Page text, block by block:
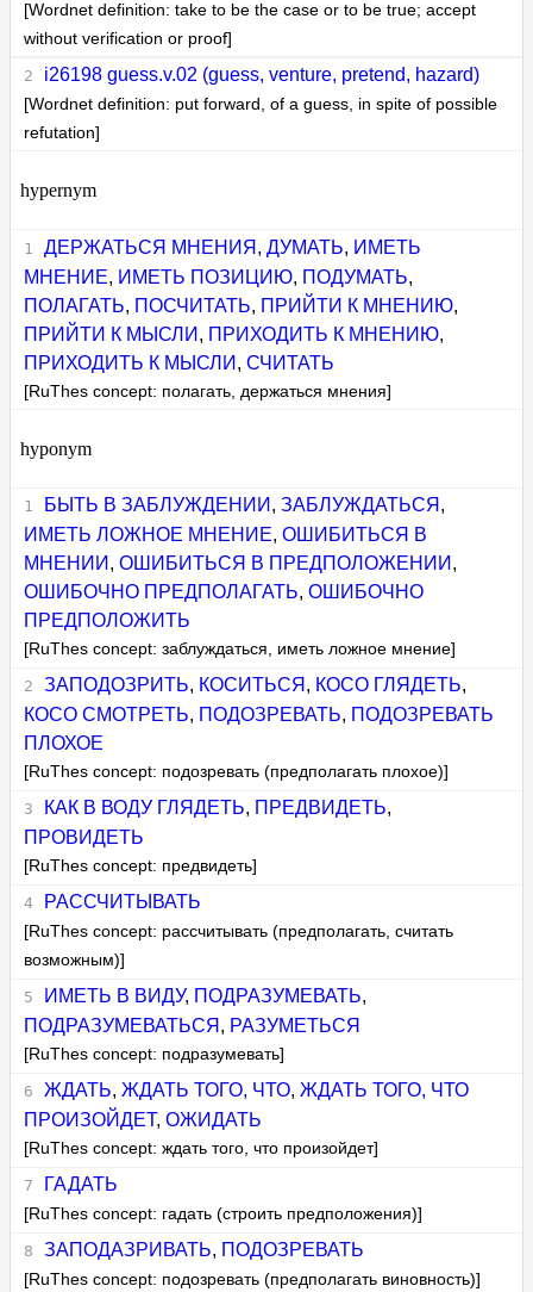
[Wordnet definition: take to be the case or to be true; accept
without verification or proof]
i26198 guess.v.02 (guess, venture, pretend, hazard)
[Wordnet definition: put forward, of a guess, in spite of possible
refutation]
hypernym
ДЕРЖАТЬСЯ МНЕНИЯ , ДУМАТЬ, ИМЕТЬ
МНЕНИЕ, ИМЕТЬ ПОЗИЦИЮ, ПОДУМАТЬ,
ПОЛАГАТЬ, ПОСЧИТАТЬ, ПРИЙТИ К МНЕНИЮ,
ПРИЙТИ К МЫСЛИ , ПРИХОДИТЬ К МНЕНИЮ,
ПРИХОДИТЬ К МЫСЛИ ,СЧИТАТЬ
[RuThes concept: полагать, держаться мнения]
hyponym
БЫТЬ В ЗАБЛУЖДЕНИИ , ЗАБЛУЖДАТЬСЯ ,
ИМЕТЬ ЛОЖНОЕ МНЕНИЕ,ОШИБИТЬСЯ В
МНЕНИИ ,ОШИБИТЬСЯ В ПРЕДПОЛОЖЕНИИ ,
ОШИБОЧНО ПРЕДПОЛАГАТЬ,ОШИБОЧНО
ПРЕДПОЛОЖИТЬ
[RuThes concept: заблуждаться, иметь ложное мнение]
ЗАПОДОЗРИТЬ, КОСИТЬСЯ , КОСО ГЛЯДЕТЬ,
КОСО СМОТРЕТЬ, ПОДОЗРЕВАТЬ, ПОДОЗРЕВАТЬ
ПЛОХОЕ
[RuThes concept: подозревать (предполагать плохое)]
КАК В ВОДУ ГЛЯДЕТЬ, ПРЕДВИДЕТЬ,
ПРОВИДЕТЬ
[RuThes concept: предвидеть]
РАССЧИТЫВАТЬ
[RuThes concept: рассчитывать (предполагать, считать
возможным)]
ИМЕТЬ В ВИДУ, ПОДРАЗУМЕВАТЬ,
ПОДРАЗУМЕВАТЬСЯ , РАЗУМЕТЬСЯ
[RuThes concept: подразумевать]
ЖДАТЬ, ЖДАТЬ ТОГО, ЧТО, ЖДАТЬ ТОГО, ЧТО
ПРОИЗОЙДЕТ,ОЖИДАТЬ
[RuThes concept: ждать того, что произойдет]
ГАДАТЬ
[RuThes concept: гадать (строить предположения)]
ЗАПОДАЗРИВАТЬ, ПОДОЗРЕВАТЬ
[RuThes concept: подозревать (предполагать виновность)]